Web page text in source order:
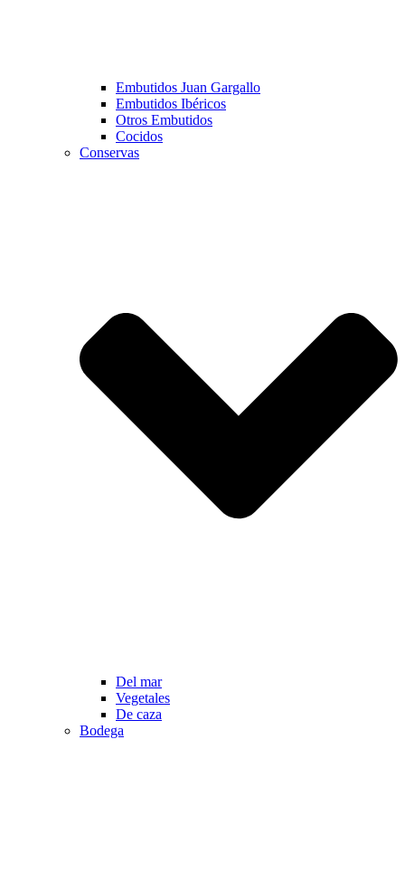
Embutidos Juan Gargallo
Embutidos Ibéricos
Otros Embutidos
Cocidos
Conservas
Del mar
Vegetales
De caza
Bodega